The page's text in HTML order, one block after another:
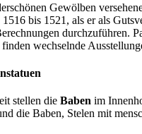
Gewölben
bis 1521, als er als
durchzuführen.
wechselnde
stellen die Baben im
die Baben, Stelen mit